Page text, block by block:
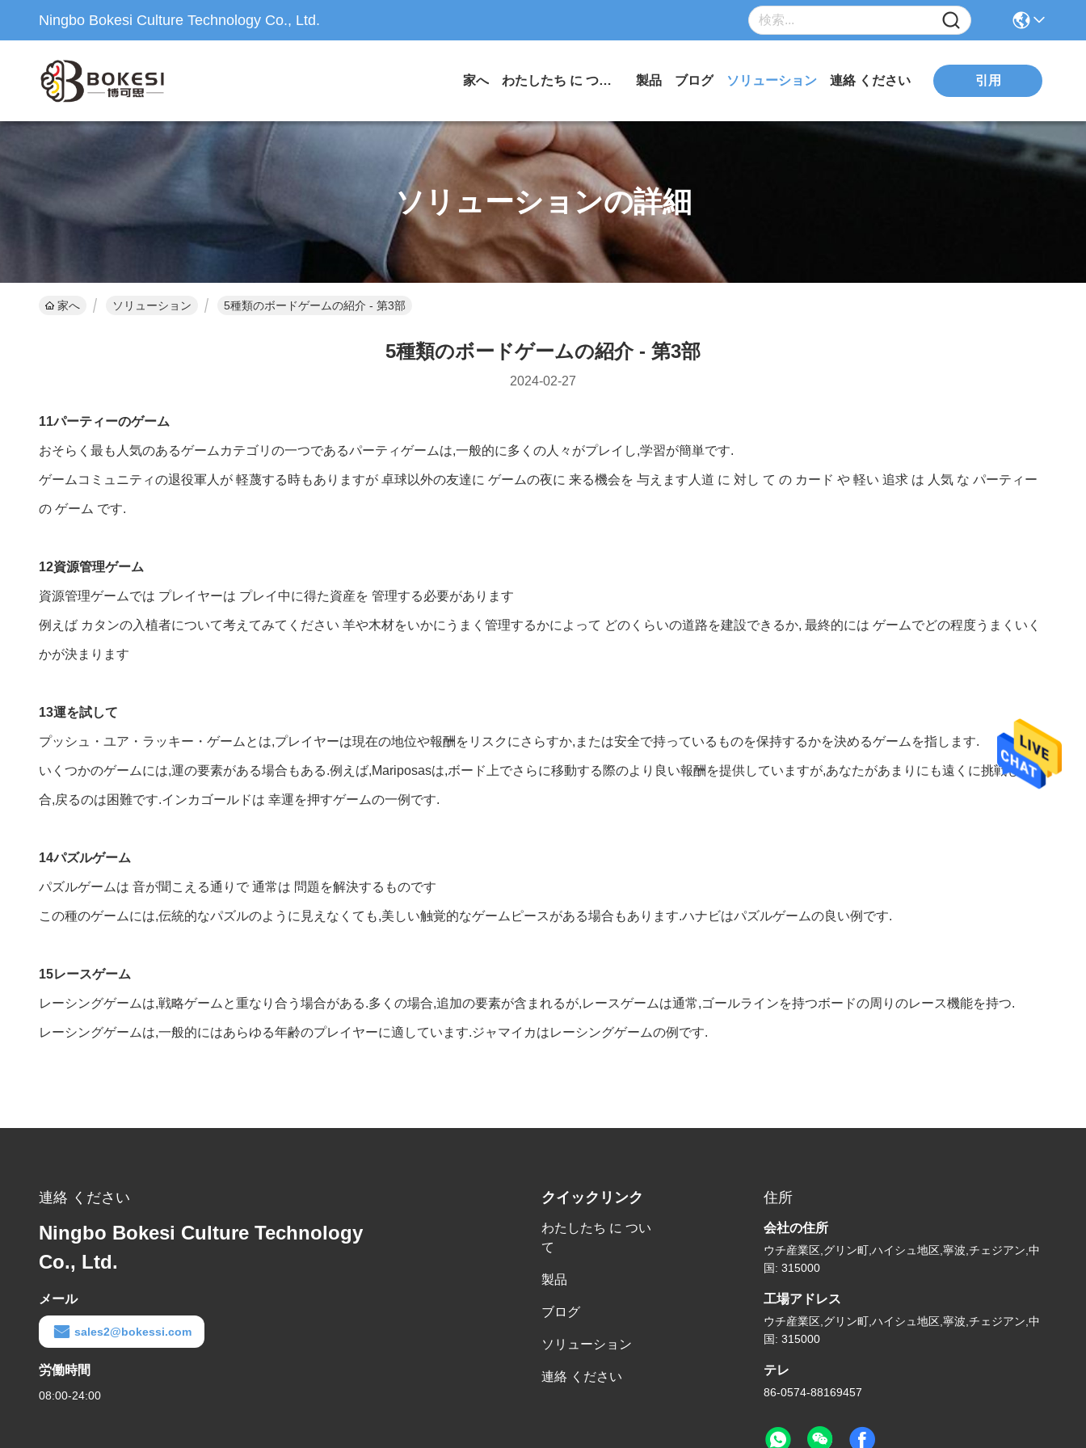
Ningbo Bokesi Culture Technology Co., Ltd.
家へ わたしたち に つい て 製品 ブログ ソリューション 連絡 ください 引用
ソリューションの詳細
家へ ソリューション 5種類のボードゲームの紹介 - 第3部
5種類のボードゲームの紹介 - 第3部
2024-02-27
11パーティーのゲーム
おそらく最も人気のあるゲームカテゴリの一つであるパーティゲームは,一般的に多くの人々がプレイし,学習が簡単です.
ゲームコミュニティの退役軍人が 軽蔑する時もありますが 卓球以外の友達に ゲームの夜に 来る機会を 与えます人道 に 対し て の カード や 軽い 追求 は 人気 な パーティー
の ゲーム です.
12資源管理ゲーム
資源管理ゲームでは プレイヤーは プレイ中に得た資産を 管理する必要があります
例えば カタンの入植者について考えてみてください 羊や木材をいかにうまく管理するかによって どのくらいの道路を建設できるか, 最終的には ゲームでどの程度うまくいく
かが決まります
13運を試して
プッシュ・ユア・ラッキー・ゲームとは,プレイヤーは現在の地位や報酬をリスクにさらすか,または安全で持っているものを保持するかを決めるゲームを指します.
いくつかのゲームには,運の要素がある場合もある.例えば,Mariposasは,ボード上でさらに移動する際のより良い報酬を提供していますが,あなたがあまりにも遠くに挑戦した場
合,戻るのは困難です.インカゴールドは 幸運を押すゲームの一例です.
14パズルゲーム
パズルゲームは 音が聞こえる通りで 通常は 問題を解決するものです
この種のゲームには,伝統的なパズルのように見えなくても,美しい触覚的なゲームピースがある場合もあります.ハナビはパズルゲームの良い例です.
15レースゲーム
レーシングゲームは,戦略ゲームと重なり合う場合がある.多くの場合,追加の要素が含まれるが,レースゲームは通常,ゴールラインを持つボードの周りのレース機能を持つ.
レーシングゲームは,一般的にはあらゆる年齢のプレイヤーに適しています.ジャマイカはレーシングゲームの例です.
連絡 ください
Ningbo Bokesi Culture Technology
Co., Ltd.
メール
sales2@bokessi.com
労働時間
08:00-24:00
クイックリンク
わたしたち に つい
て
製品
ブログ
ソリューション
連絡 ください
住所
会社の住所
ウチ産業区,グリン町,ハイシュ地区,寧波,チェジアン,中
国: 315000
工場アドレス
ウチ産業区,グリン町,ハイシュ地区,寧波,チェジアン,中
国: 315000
テレ
86-0574-88169457